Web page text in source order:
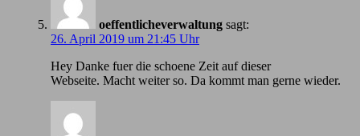
oeffentlicheverwaltung sagt:
26. April 2019 um 21:45 Uhr
Hey Danke fuer die schoene Zeit auf dieser
Webseite. Macht weiter so. Da kommt man gerne wieder.